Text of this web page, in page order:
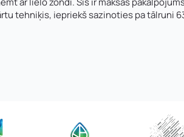
tehniķis, iepriekš sazinoties pa tālruni
savu CV un motivācijas vēstuli*